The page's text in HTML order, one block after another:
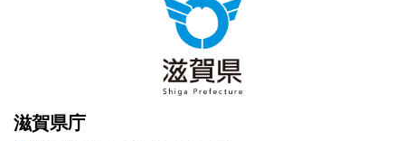
滋賀県庁